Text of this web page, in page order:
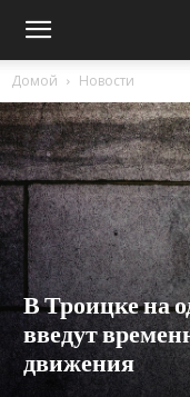
Домой Новости
В Троицке на
введут
движения